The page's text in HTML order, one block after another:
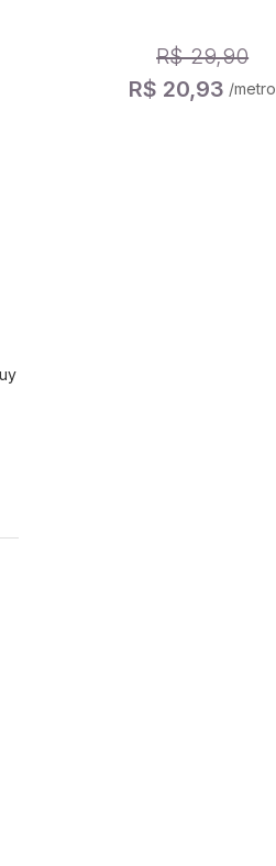
R$ 29,90
R$ 20,93 /metro